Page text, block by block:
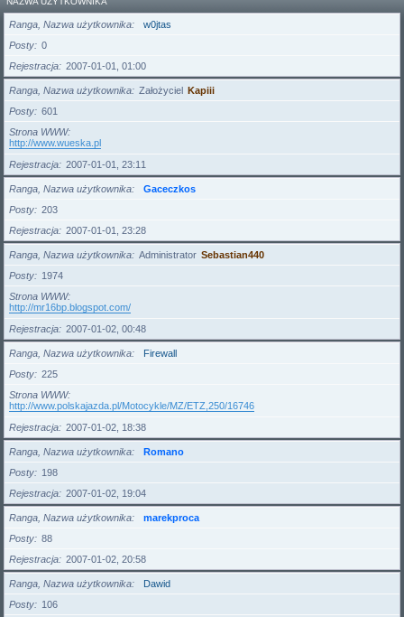
Ranga, Nazwa użytkownika
w0jtas
Posty
0
Rejestracja
2007-01-01, 01:00
Ranga, Nazwa użytkownika Założyciel Kapiii
Posty
601
Strona WWW
http://www.wueska.pl
Rejestracja
2007-01-01, 23:11
Ranga, Nazwa użytkownika
Gaceczkos
Posty
203
Rejestracja
2007-01-01, 23:28
Ranga, Nazwa użytkownika Administrator Sebastian440
Posty
1974
Strona WWW
http://mr16bp.blogspot.com/
Rejestracja
2007-01-02, 00:48
Ranga, Nazwa użytkownika
Firewall
Posty
225
Strona WWW
http://www.polskajazda.pl/Motocykle/MZ/ETZ,250/16746
Rejestracja
2007-01-02, 18:38
Ranga, Nazwa użytkownika
Romano
Posty
198
Rejestracja
2007-01-02, 19:04
Ranga, Nazwa użytkownika
marekproca
Posty
88
Rejestracja
2007-01-02, 20:58
Ranga, Nazwa użytkownika
Dawid
Posty
106